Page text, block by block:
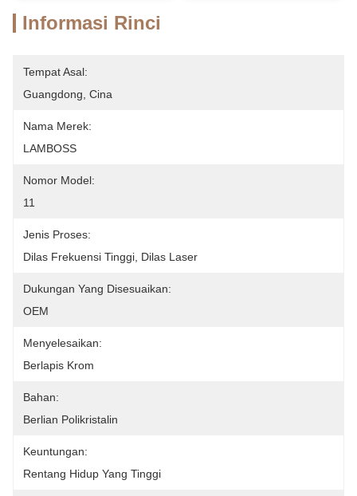
Informasi Rinci
Tempat Asal:
Guangdong, Cina
Nama Merek:
LAMBOSS
Nomor Model:
11
Jenis Proses:
Dilas Frekuensi Tinggi, Dilas Laser
Dukungan Yang Disesuaikan:
OEM
Menyelesaikan:
Berlapis Krom
Bahan:
Berlian Polikristalin
Keuntungan:
Rentang Hidup Yang Tinggi